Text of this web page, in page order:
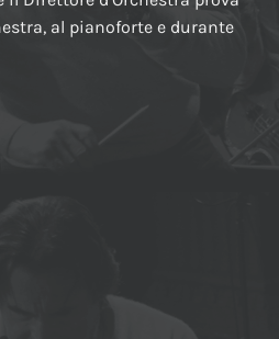
al pianoforte e durante